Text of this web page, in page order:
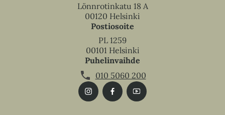
Lönnrotinkatu 18 A
00120 Helsinki
Postiosoite
PL 1259
00101 Helsinki
Puhelinvaihde
010 5060 200